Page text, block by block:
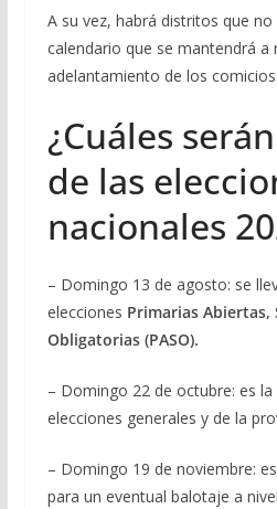
A su vez, habrá distritos que
calendario que se mantendrá a
adelantamiento de los
¿Cuáles
de las
nacionales
– Domingo 13 de agosto: se
elecciones Primarias Abiertas,
Obligatorias (PASO).
– Domingo 22 de octubre: es
elecciones generales y de la
– Domingo 19 de noviembre:
para un eventual balotaje a